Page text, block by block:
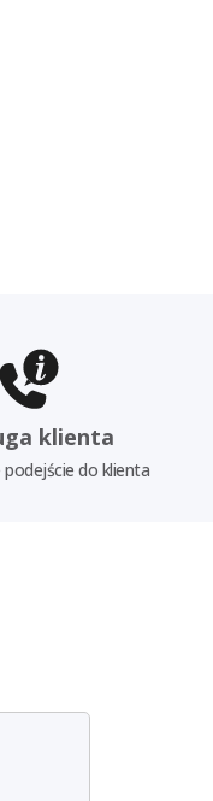
klienta
podejście do klienta